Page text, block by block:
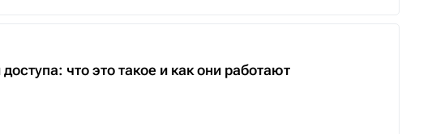
что это такое и как они работают